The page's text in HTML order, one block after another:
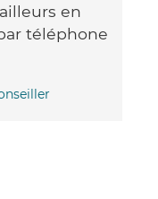
en
téléphone